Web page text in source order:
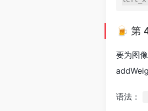
🍺 第
要为图
语法：